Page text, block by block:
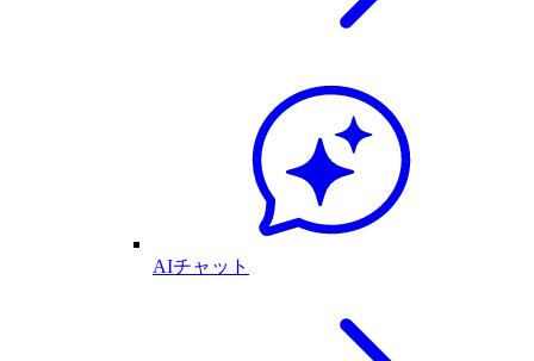
AIチャット